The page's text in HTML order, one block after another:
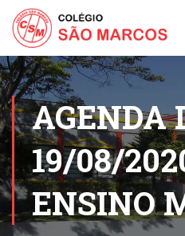
AGENDA
19/08/
ENSINO